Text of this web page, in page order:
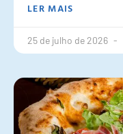
LER MAIS
25 de julho de 2026